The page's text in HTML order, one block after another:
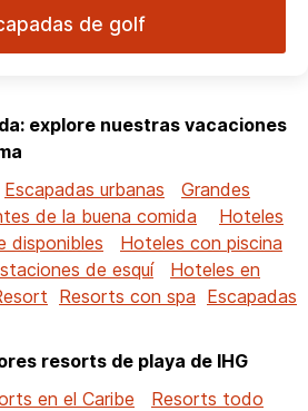
de golf
explore nuestras vacaciones
Escapadas urbanas
Grandes
de la buena comida
Hoteles
disponibles
Hoteles con piscina
de esquí
Hoteles en
Resorts con spa Escapadas
resorts de playa de IHG
en el Caribe
Resorts todo